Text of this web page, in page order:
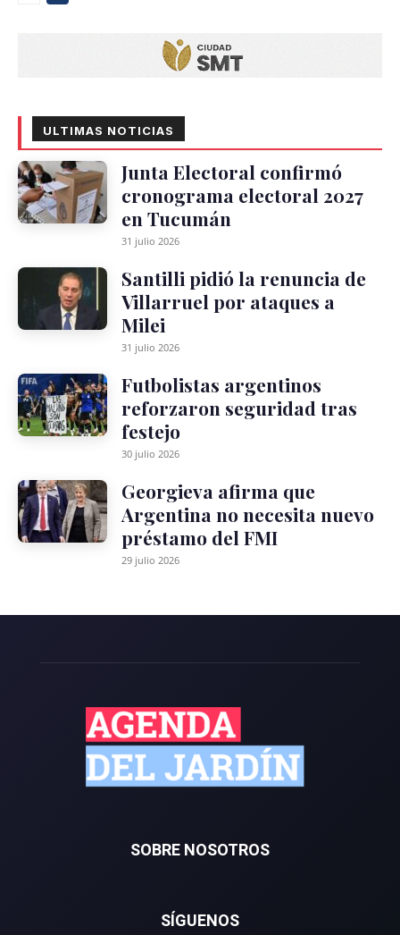
ULTIMAS NOTICIAS
Junta Electoral confirmó
cronograma electoral 2027
en Tucumán
31 julio 2026
Santilli pidió la renuncia de
Villarruel por ataques a
Milei
31 julio 2026
Futbolistas argentinos
reforzaron seguridad tras
festejo
30 julio 2026
Georgieva afirma que
Argentina no necesita nuevo
préstamo del FMI
29 julio 2026
SOBRE NOSOTROS
SÍGUENOS